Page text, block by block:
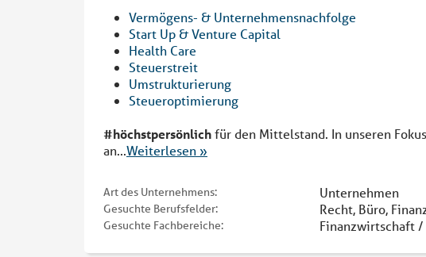
Vermögens- & Unternehmensnachfolge
Start Up & Venture Capital
Health Care
Steuerstreit
Umstrukturierung
Steueroptimierung
#höchstpersönlichfür den Mittelstand. In unseren
an...Weiterlesen »
Art des Unternehmens: Unternehmen
Gesuchte Berufsfelder: Recht, Büro,
Gesuchte Fachbereiche: Finanzwirtschaft